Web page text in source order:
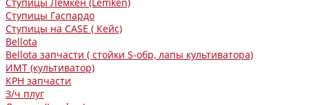
Ступицы Гаспардо
Ступицы на CASE ( Кейс)
Bellota
Bellota запчасти ( стойки S-обр, лапы культиватора)
ИМТ (культиватор)
КРН запчасти
З/ч плуг